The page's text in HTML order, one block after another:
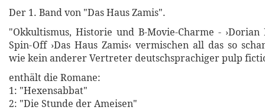
Der 1. Band von "Das Haus Zamis".
"Okkultismus, Historie und B-Movie-Charme -
Spin-Off ›Das Haus Zamis‹ vermischen all das so
wie kein anderer Vertreter deutschsprachiger pulp
enthält die Romane:
1: "Hexensabbat"
2: "Die Stunde der Ameisen"